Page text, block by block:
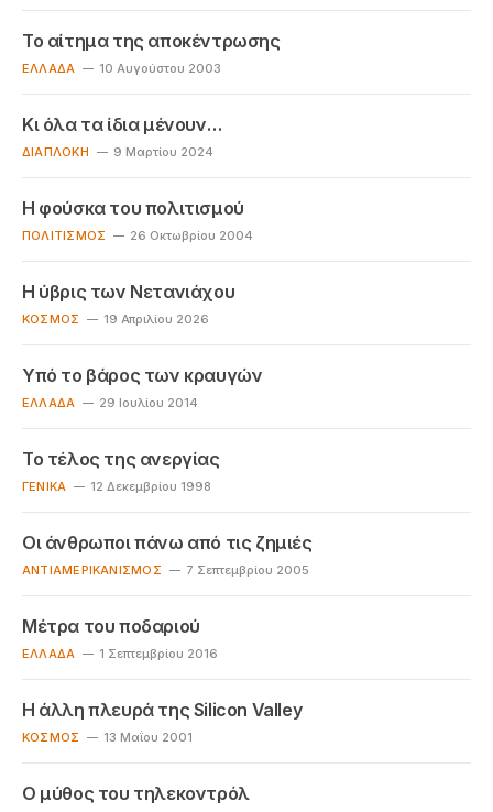
Το αίτημα της αποκέντρωσης
EΛΛΆΔΑ 10 Αυγούστου 2003
Κι όλα τα ίδια μένουν…
ΔΙΑΠΛΟΚΉ 9 Μαρτίου 2024
Η φούσκα του πολιτισμού
ΠΟΛΙΤΙΣΜΌΣ 26 Οκτωβρίου 2004
Η ύβρις των Νετανιάχου
ΚΌΣΜΟΣ 19 Απριλίου 2026
Υπό το βάρος των κραυγών
ΕΛΛΆΔΑ 29 Ιουλίου 2014
Το τέλος της ανεργίας
ΓΕΝΙΚΆ 12 Δεκεμβρίου 1998
Οι άνθρωποι πάνω από τις ζημιές
ΑΝΤΙΑΜΕΡΙΚΑΝΙΣΜΌΣ 7 Σεπτεμβρίου 2005
Μέτρα του ποδαριού
ΕΛΛΆΔΑ 1 Σεπτεμβρίου 2016
H άλλη πλευρά της Silicon Valley
KΌΣΜΟΣ 13 Μαΐου 2001
O μύθος του τηλεκοντρόλ